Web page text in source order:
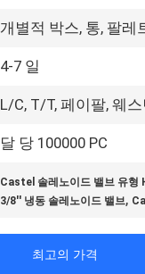
개별적 박스, 통, 팔레
4-7 일
L/C, T/T, 페이팔, 웨
달 당 100000 PC
Castel 솔레노이드 밸브 유형
3/8'' 냉동 솔레노이드 밸브,
최고의 가격